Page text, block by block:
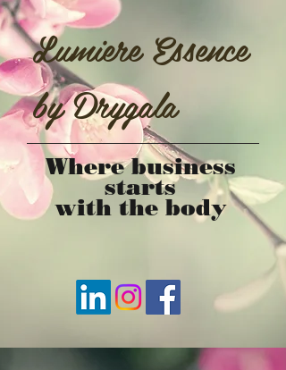
Lumiere Essence
by Drygala
Where business
starts
with the body